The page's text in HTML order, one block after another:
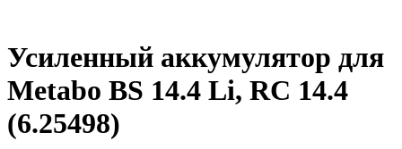
Усиленный аккумулятор для
Metabo BS 14.4 Li, RC 14.4
(6.25498)